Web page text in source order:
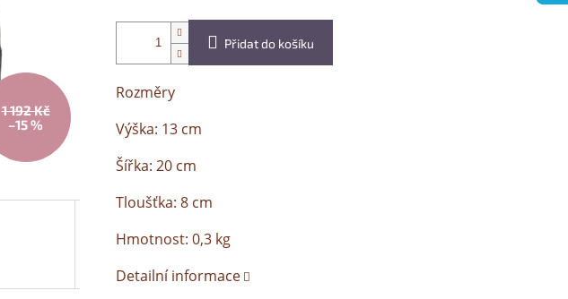
1 192 Kč
–15 %
Přidat do košíku
Rozměry
Výška: 13 cm
Šířka: 20 cm
Tloušťka: 8 cm
Hmotnost: 0,3 kg
Detailní informace